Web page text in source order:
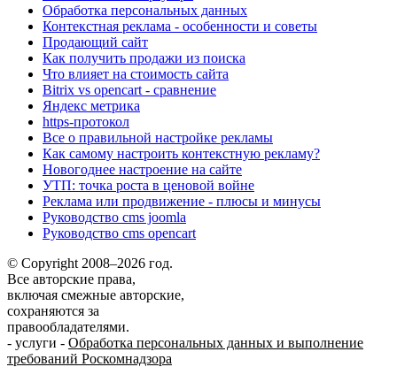
Обработка персональных данных
Контекстная реклама - особенности и советы
Продающий сайт
Как получить продажи из поиска
Что влияет на стоимость сайта
Bitrix vs opencart - сравнение
Яндекс метрика
https-протокол
Все о правильной настройке рекламы
Как самому настроить контекстную рекламу?
Новогоднее настроение на сайте
УТП: точка роста в ценовой войне
Реклама или продвижение - плюсы и минусы
Руководство cms joomla
Руководство cms opencart
© Copyright 2008–2026 год.
Все авторские права,
включая смежные авторские,
сохраняются за
правообладателями.
- услуги - Обработка персональных данных и выполнение
требований Роскомнадзора